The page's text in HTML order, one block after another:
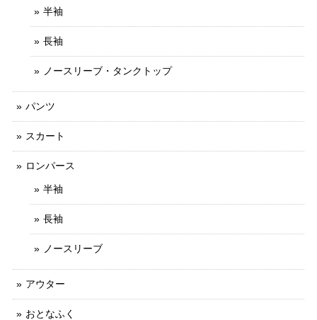
半袖
長袖
ノースリーブ・タンクトップ
パンツ
スカート
ロンパース
半袖
長袖
ノースリーブ
アウター
おとなふく